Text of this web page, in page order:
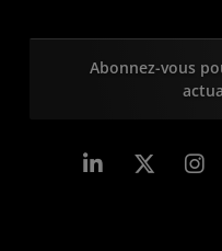
Abonnez-vous
LinkedIn